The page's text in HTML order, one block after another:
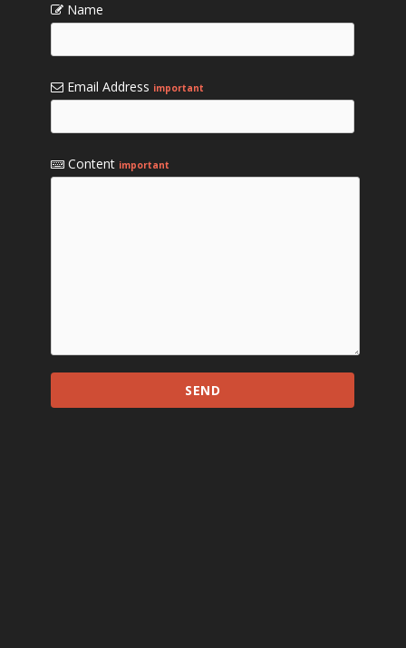
Name
Email Address important
Content important